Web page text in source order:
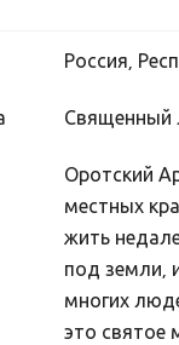
Россия,
Священный
Оротский
местных
жить
под земли,
многих
это святое